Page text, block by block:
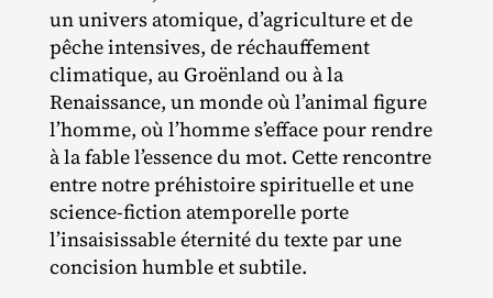
un univers atomique, d’agriculture et de
pêche intensives, de réchauffement
climatique, au Groënland ou à la
Renaissance, un monde où l’animal figure
l’homme, où l’homme s’efface pour rendre
à la fable l’essence du mot. Cette rencontre
entre notre préhistoire spirituelle et une
science‐​fiction atemporelle porte
l’insaisissable éternité du texte par une
concision humble et subtile.